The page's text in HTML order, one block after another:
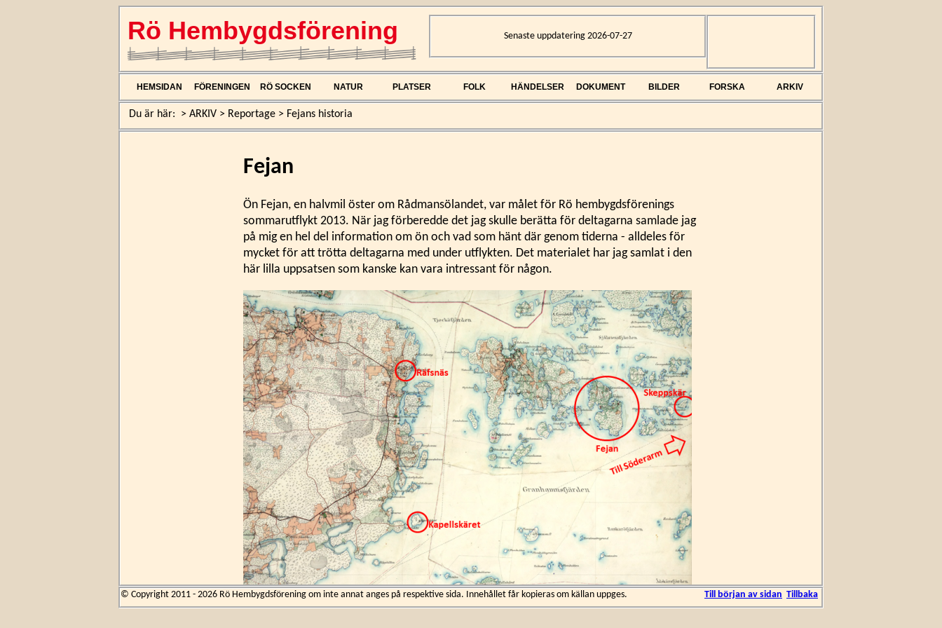
Rö Hembygdsförening Senaste uppdatering 2026-07-27
HEMSIDAN FÖRENINGEN RÖ SOCKEN NATUR PLATSER FOLK HÄNDELSER DOKUMENT BILDER FORSKA ARKIV
Du är här: > ARKIV > Reportage > Fejans historia
Fejan
Ön Fejan, en halvmil öster om Rådmansölandet, var målet för Rö hembygdsförenings
sommarutflykt 2013. När jag förberedde det jag skulle berätta för deltagarna samlade jag
på mig en hel del information om ön och vad som hänt där genom tiderna - alldeles för
mycket för att trötta deltagarna med under utflykten. Det materialet har jag samlat i den
här lilla uppsatsen som kanske kan vara intressant för någon.
© Copyright 2011 - 2026 Rö Hembygdsförening om inte annat anges på respektive sida. Innehållet får kopieras om källan uppges. Till början av sidan Tillbaka